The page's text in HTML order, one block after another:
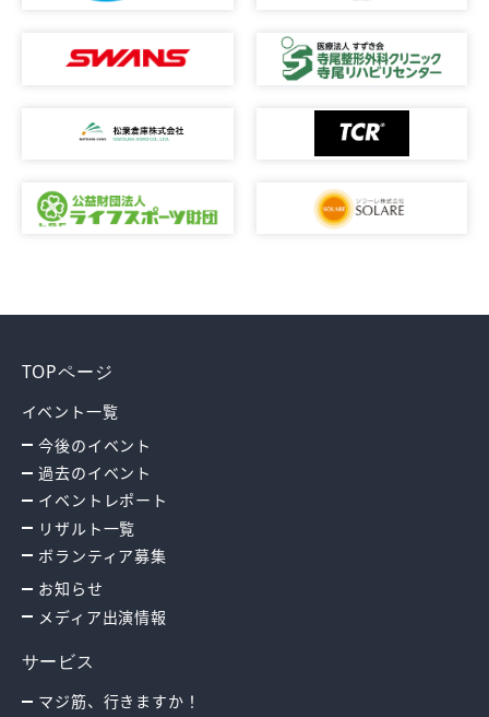
TOPページ
イベント一覧
今後のイベント
過去のイベント
イベントレポート
リザルト一覧
ボランティア募集
お知らせ
メディア出演情報
サービス
マジ筋、行きますか！